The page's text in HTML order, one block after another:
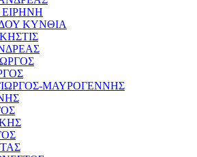
ΚΥΝΘΙΑ
ΜΑΥΡΟΓΕΝΝΗΣ